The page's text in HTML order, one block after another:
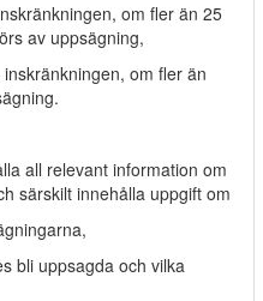
om fler än 25
av uppsägning,
om fler än
all relevant information om
särskilt innehålla uppgift om
bli uppsagda och vilka